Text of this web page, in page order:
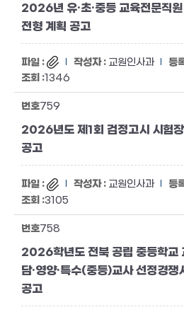
2026년 유·초·중등 교육전문직
전형 계획 공고
교원인사과
1346
759
2026년도 제1회 검정고시 시험
공고
교원인사과
3105
758
2026학년도 전북 공립 중등학교
담·영양·특수(중등)교사 선정경
공고